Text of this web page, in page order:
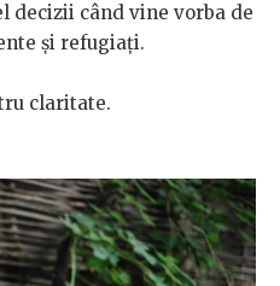
decizii când vine vorba de
și refugiați.
claritate.